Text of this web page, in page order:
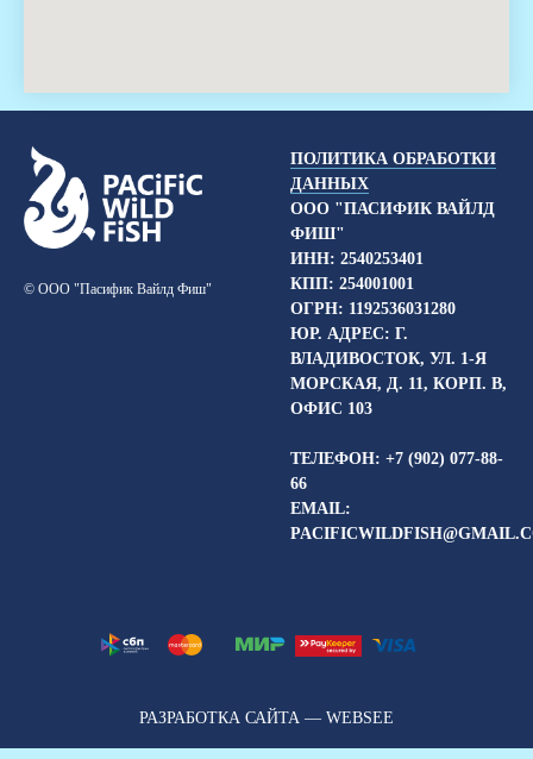
© ООО "Пасифик Вайлд Фиш"
ПОЛИТИКА ОБРАБОТКИ
ДАННЫХ
ООО "ПАСИФИК ВАЙЛД
ФИШ"
ИНН: 2540253401
КПП: 254001001
ОГРН: 1192536031280
ЮР. АДРЕС: Г.
ВЛАДИВОСТОК, УЛ. 1-Я
МОРСКАЯ, Д. 11, КОРП. В,
ОФИС 103
ТЕЛЕФОН: +7 (902) 077-88-
66
EMAIL:
РАЗРАБОТКА САЙТА — WEBSEE